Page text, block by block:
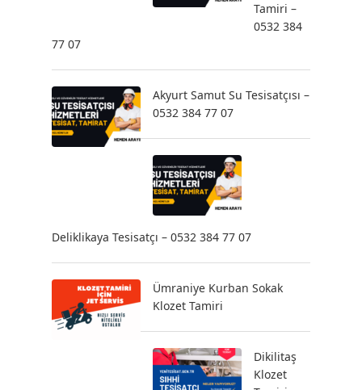
Tamiri –
0532 384
77 07
Akyurt Samut Su Tesisatçısı –
0532 384 77 07
Deliklikaya Tesisatçı – 0532 384 77 07
Ümraniye Kurban Sokak
Klozet Tamiri
Dikilitaş
Klozet